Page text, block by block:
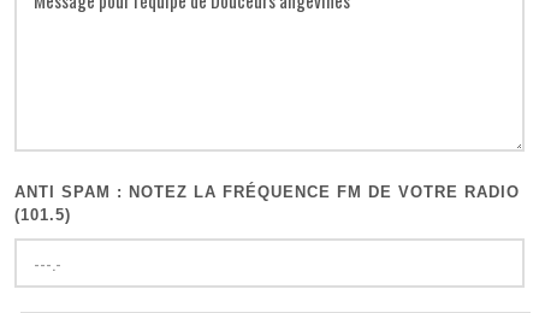
ANTI SPAM : NOTEZ LA FRÉQUENCE FM DE VOTRE RADIO
(101.5)